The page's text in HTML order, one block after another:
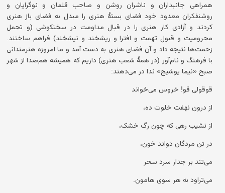
همراهی جانبداران و ناشران روشن و صاحب قلمان و نوگرایان و
روشنفکران معدود خود فضای بستهٔ هنری را مبدل به فضای باز هنری
کردند و آزادی کار هنری را در قبال مداومت در سختکوشی (و تحمل
محرومیت و قبول تهمت و افترا و ریشخند و نیشخند) فراهم ساختند.
زحمت‌ها نتیجه داد و آن فضای هنری به دست آمد و ما امروزه هنرمندانی
با فرهنگ و نام‌آور (در همهٔ شعب هنری) داریم که همیشه هم‌صدا از شهر
صبح «نیما یوشیج» ندا در می‌دهند:
قوقولی قو! خروس می‌خواند
از درون نهفت خلوت ده،
از نشیب رهی که چون رگ خشک،
در تن مردگان دواند خون،
می‌تند بر جدار سرد سحر
می‌تراود به هر سوی هامون.